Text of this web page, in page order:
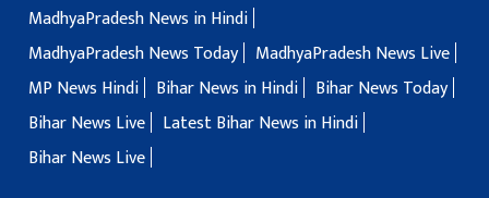
MadhyaPradesh News in Hindi
MadhyaPradesh News Today
MadhyaPradesh News Live
MP News Hindi
Bihar News in Hindi
Bihar News Today
Bihar News Live
Latest Bihar News in Hindi
Bihar News Live